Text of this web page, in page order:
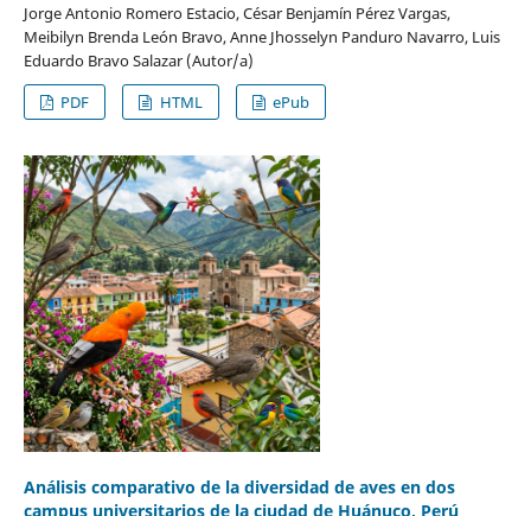
Jorge Antonio Romero Estacio, César Benjamín Pérez Vargas,
Meibilyn Brenda León Bravo, Anne Jhosselyn Panduro Navarro, Luis
Eduardo Bravo Salazar (Autor/a)
PDF
HTML ePub
Análisis comparativo de la diversidad de aves en dos
campus universitarios de la ciudad de Huánuco, Perú